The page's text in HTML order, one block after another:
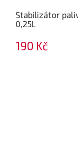
Stabilizátor
0,25L
190 Kč